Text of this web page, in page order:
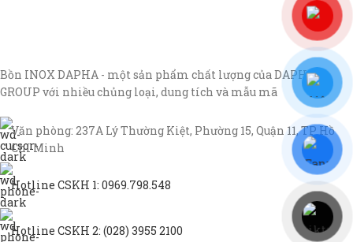
Bồn INOX DAPHA - một sản phẩm chất lượng của DAPHA
GROUP với nhiều chủng loại, dung tích và mẫu mã
Văn phòng: 237A Lý Thường Kiệt, Phường 15, Quận 11, TP Hồ
Chí Minh
Hotline CSKH 1: 0969.798.548
Hotline CSKH 2: (028) 3955 2100